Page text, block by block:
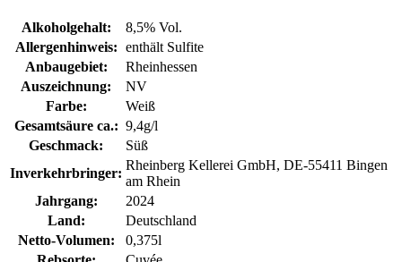
Alkoholgehalt:
8,5% Vol.
Allergenhinweis: enthält Sulfite
Anbaugebiet:
Rheinhessen
Auszeichnung:
NV
Farbe:
Weiß
Gesamtsäure ca.: 9,4g/l
Geschmack:
Süß
Inverkehrbringer:
Rheinberg Kellerei GmbH, DE-55411 Bingen
am Rhein
Jahrgang:
2024
Land:
Deutschland
Netto-Volumen:
0,375l